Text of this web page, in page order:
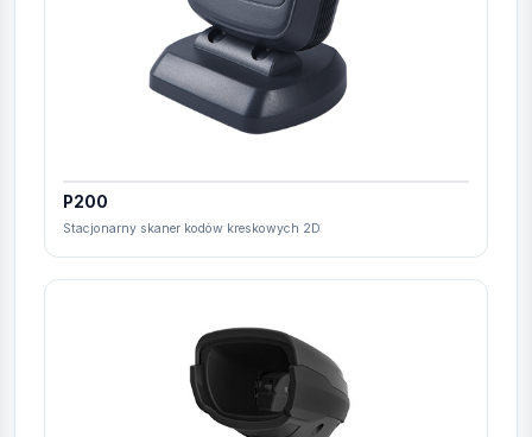
P200
Stacjonarny skaner kodów kreskowych 2D